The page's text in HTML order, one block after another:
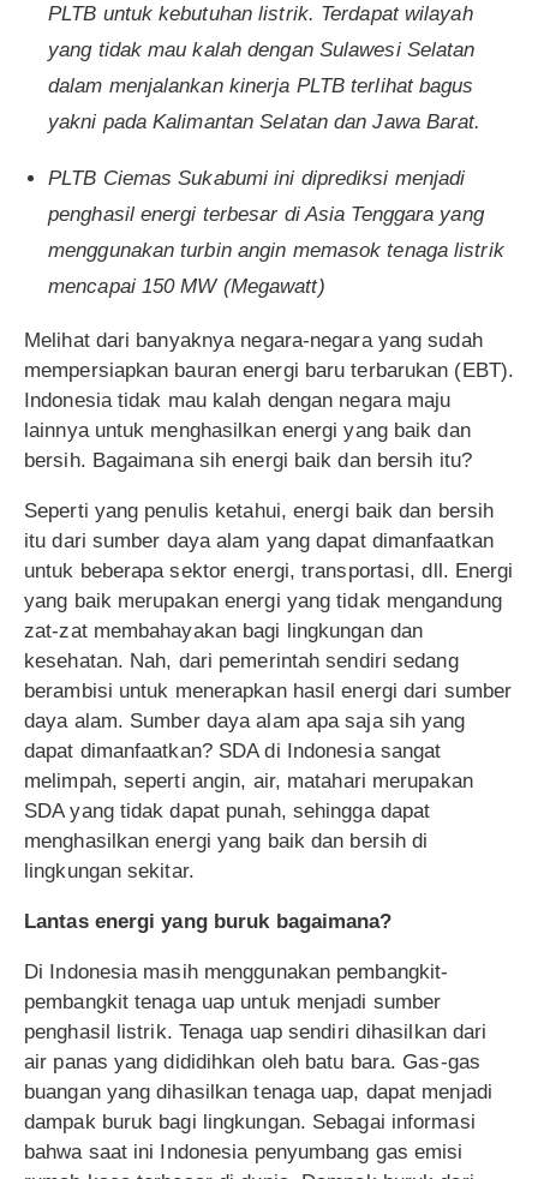
PLTB untuk kebutuhan listrik. Terdapat wilayah
yang tidak mau kalah dengan Sulawesi Selatan
dalam menjalankan kinerja PLTB terlihat bagus
yakni pada Kalimantan Selatan dan Jawa Barat.
PLTB Ciemas Sukabumi ini diprediksi menjadi
penghasil energi terbesar di Asia Tenggara yang
menggunakan turbin angin memasok tenaga listrik
mencapai 150 MW (Megawatt)
Melihat dari banyaknya negara-negara yang sudah
mempersiapkan bauran energi baru terbarukan (EBT).
Indonesia tidak mau kalah dengan negara maju
lainnya untuk menghasilkan energi yang baik dan
bersih. Bagaimana sih energi baik dan bersih itu?
Seperti yang penulis ketahui, energi baik dan bersih
itu dari sumber daya alam yang dapat dimanfaatkan
untuk beberapa sektor energi, transportasi, dll. Energi
yang baik merupakan energi yang tidak mengandung
zat-zat membahayakan bagi lingkungan dan
kesehatan. Nah, dari pemerintah sendiri sedang
berambisi untuk menerapkan hasil energi dari sumber
daya alam. Sumber daya alam apa saja sih yang
dapat dimanfaatkan? SDA di Indonesia sangat
melimpah, seperti angin, air, matahari merupakan
SDA yang tidak dapat punah, sehingga dapat
menghasilkan energi yang baik dan bersih di
lingkungan sekitar.
Lantas energi yang buruk bagaimana?
Di Indonesia masih menggunakan pembangkit-
pembangkit tenaga uap untuk menjadi sumber
penghasil listrik. Tenaga uap sendiri dihasilkan dari
air panas yang dididihkan oleh batu bara. Gas-gas
buangan yang dihasilkan tenaga uap, dapat menjadi
dampak buruk bagi lingkungan. Sebagai informasi
bahwa saat ini Indonesia penyumbang gas emisi